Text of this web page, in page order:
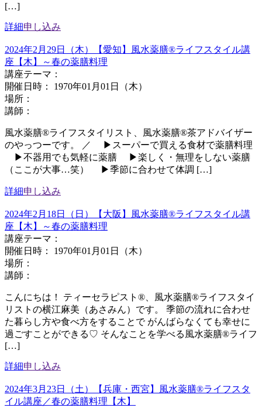
[…]
詳細申し込み
2024年2月29日（木）【愛知】風水薬膳®ライフスタイル講
座【木】～春の薬膳料理
講座テーマ：
開催日時： 1970年01月01日（木）
場所：
講師：
風水薬膳®︎ライフスタイリスト、風水薬膳®︎茶アドバイザー
のやっつーです。 ／ ▶︎スーパーで買える食材で薬膳料理
▶︎不器用でも気軽に薬膳 ▶︎楽しく・無理をしない薬膳
（ここが大事…笑） ▶︎季節に合わせて体調 […]
詳細申し込み
2024年2月18日（日）【大阪】風水薬膳®ライフスタイル講
座【木】～春の薬膳料理
講座テーマ：
開催日時： 1970年01月01日（木）
場所：
講師：
こんにちは！ ティーセラピスト®、風水薬膳®ライフスタイ
リストの横江麻美（あさみん）です。 季節の流れに合わせ
た暮らし方や食べ方をすることで がんばらなくても幸せに
過ごすことができる♡ そんなことを学べる風水薬膳®ライフ
[…]
詳細申し込み
2024年3月23日（土）【兵庫・西宮】風水薬膳®︎ライフスタ
イル講座／春の薬膳料理【木】